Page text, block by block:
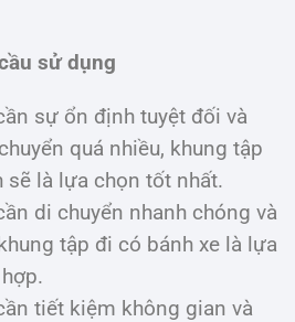
sử dụng
sự ổn định tuyệt đối và
quá nhiều, khung tập
sẽ là lựa chọn tốt nhất.
di chuyển nhanh chóng và
tập đi có bánh xe là lựa
tiết kiệm không gian và